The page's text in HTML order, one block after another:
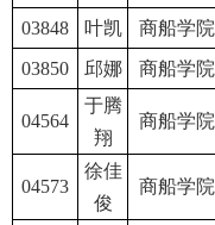
03848 叶凯 商船学院
03850
邱娜 商船学院
04564
于腾
翔
商船学院
04573
徐佳
俊
商船学院